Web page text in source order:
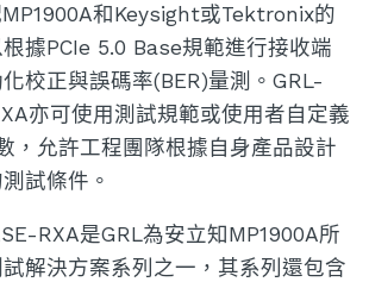
和Keysight或Tektronix的
據PCIe 5.0 Base規範進行接收端
校正與誤碼率(BER)量測。GRL-
亦可使用測試規範或使用者自定義
，允許工程團隊根據自身產品設計
試條件。
RXA是GRL為安立知MP1900A所
解決方案系列之一，其系列還包含